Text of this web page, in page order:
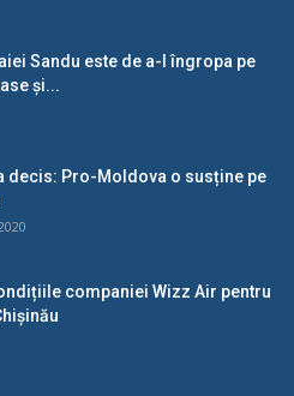
Sandu este de a-l îngropa pe
și...
decis: Pro-Moldova o susține pe
companiei Wizz Air pentru